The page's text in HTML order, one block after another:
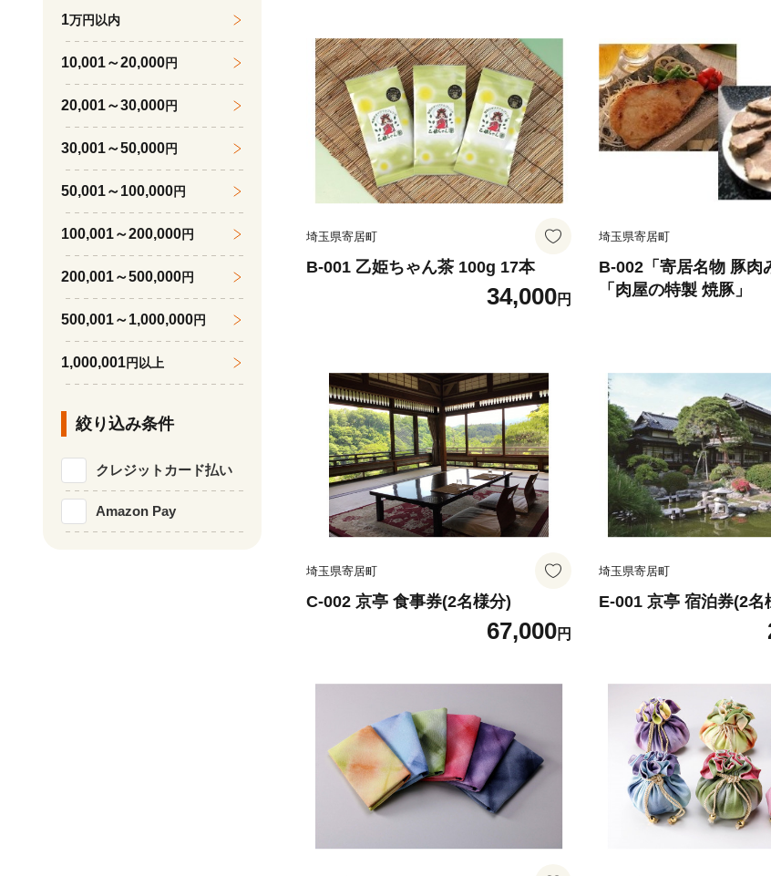
埼玉県寄居町
B-001 乙姫ちゃん茶 100g 17本
34,000円
埼玉県寄居町
B-002「寄居名物 豚肉
「肉屋の特製 焼豚」
埼玉県寄居町
C-002 京亭 食事券(2名様分)
67,000円
埼玉県寄居町
E-001 京亭 宿泊券(2名
1万円以内
10,001～20,000円
20,001～30,000円
30,001～50,000円
50,001～100,000円
100,001～200,000円
200,001～500,000円
500,001～1,000,000円
1,000,001円以上
絞り込み条件
クレジットカード払い
Amazon Pay